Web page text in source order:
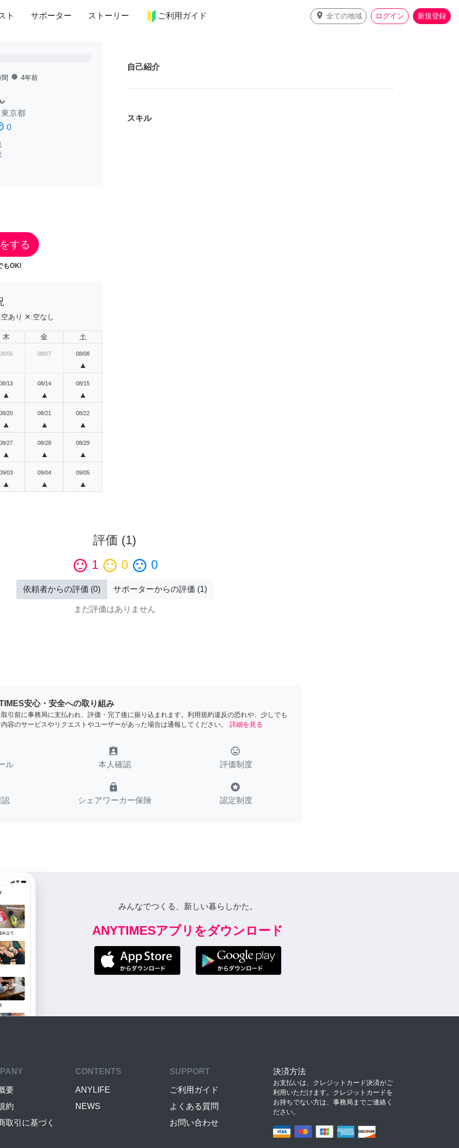
ト サポーター ストーリー ご利用ガイド place 全ての地域 ログイン 新規登録
インテリア 趣味・習い事 ペット 料理
fiber_manual_record 4年前
東京都
0
する
もOK!
空あり ✕:空なし
木 金 土
06 08/07 08/08
▲
13
▲
08/14
▲
08/15
▲
20
▲
08/21
▲
08/22
▲
27
▲
08/28
▲
08/29
▲
03
▲
09/04
▲
09/05
▲
自己紹介
スキル
評価 (1)
sentiment_satisfied 1 sentiment_neutral 0 sentiment_dissatisfied 0
依頼者からの評価 (0) サポーターからの評価 (1)
まだ評価はありません
安心・安全への取り組み
引前に事務局に支払われ、評価・完了後に振り込まれます。利用規約違反の恐れや、少しでも
容のサービスやリクエストやユーザーがあった場合は通報してください。
詳細を見る
ル
assignment_ind
本人確認
tag_faces
評価制度
lock
シェアワーカー保険
stars
認定制度
みんなでつくる、新しい暮らしかた。
ANYTIMESアプリをダウンロード
要
約
取引に基づく
CONTENTS
ANYLIFE
NEWS
SUPPORT
ご利用ガイド
よくある質問
お問い合わせ
決済方法
お支払いは、クレジットカード決済がご
利用いただけます。クレジットカードを
お持ちでない方は、事務局までご連絡く
ださい。